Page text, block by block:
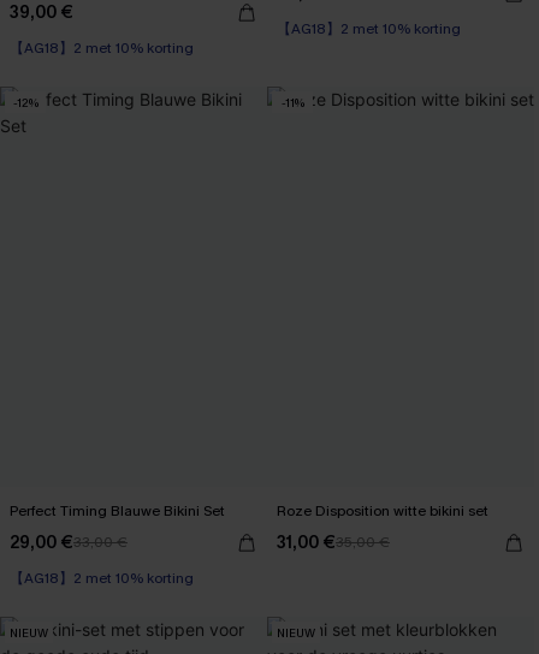
39,00 €
【AG18】2 met 10% korting
【AG18】2 met 10% korting
-12%
Perfect Timing Blauwe Bikini Set
29,00 €33,00 €
【AG18】2 met 10% korting
-11%
Roze Disposition witte bikini set
31,00 €35,00 €
NIEUW NIEUW